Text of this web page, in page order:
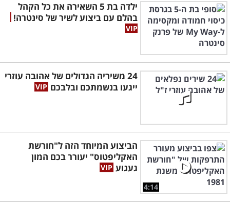
ילדה בת 5 השאירה את כל הקהל
בהלם עם ביצוע לשיר של סינטרה!
24 משיריה הגדולים של אהובה עוזרי
ייגעו בנשמתכם ובלבכם
4:14
הביצוע המיוחד הזה ל"חורשת
האקליפטוס" יעורר בכם המון
געגוע